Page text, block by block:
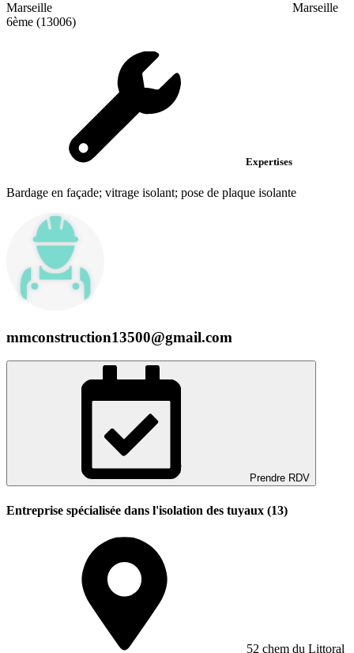
Marseille
Marseille
6ème (13006)
Expertises
Bardage en façade; vitrage isolant; pose de plaque isolante
mmconstruction13500@gmail.com
Prendre RDV
Entreprise spécialisée dans l'isolation des tuyaux (13)
52 chem du Littoral